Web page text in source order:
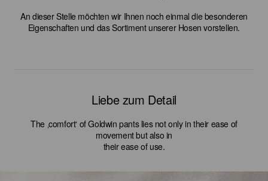
An dieser Stelle möchten wir Ihnen noch einmal die besonderen
Eigenschaften und das Sortiment unserer Hosen vorstellen.
Liebe zum Detail
The ‚comfort‘ of Goldwin pants lies not only in their ease of
movement but also in
their ease of use.